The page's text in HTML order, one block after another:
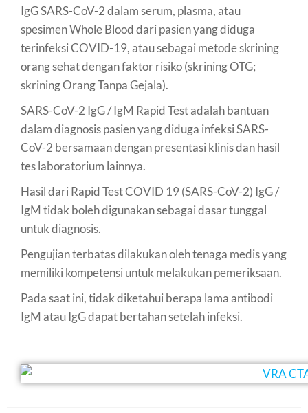
IgG SARS-CoV-2 dalam serum, plasma, atau
spesimen Whole Blood dari pasien yang diduga
terinfeksi COVID-19, atau sebagai metode skrining
orang sehat dengan faktor risiko (skrining OTG;
skrining Orang Tanpa Gejala).
SARS-CoV-2 IgG / IgM Rapid Test adalah bantuan
dalam diagnosis pasien yang diduga infeksi SARS-
CoV-2 bersamaan dengan presentasi klinis dan hasil
tes laboratorium lainnya.
Hasil dari Rapid Test COVID 19 (SARS-CoV-2) IgG /
IgM tidak boleh digunakan sebagai dasar tunggal
untuk diagnosis.
Pengujian terbatas dilakukan oleh tenaga medis yang
memiliki kompetensi untuk melakukan pemeriksaan.
Pada saat ini, tidak diketahui berapa lama antibodi
IgM atau IgG dapat bertahan setelah infeksi.